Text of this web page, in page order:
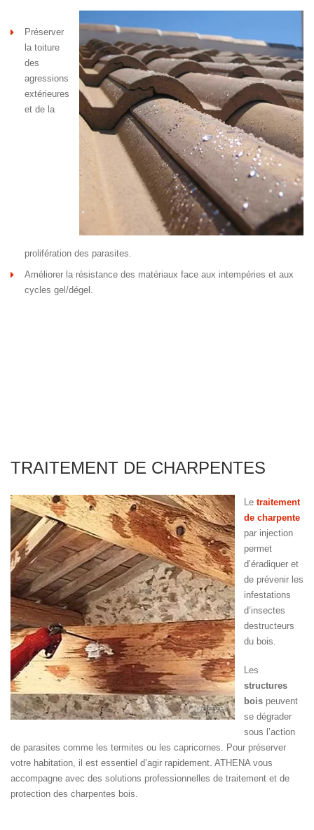
Préserver
la toiture
des
agressions
extérieures
et de la
prolifération des parasites.
Améliorer la résistance des matériaux face aux intempéries et aux
cycles gel/dégel.
TRAITEMENT DE CHARPENTES
Le traitement
de charpente
par injection
permet
d’éradiquer et
de prévenir les
infestations
d’insectes
destructeurs
du bois.
Les
structures
bois peuvent
se dégrader
sous l’action
de parasites comme les termites ou les capricornes. Pour préserver
votre habitation, il est essentiel d’agir rapidement. ATHENA vous
accompagne avec des solutions professionnelles de traitement et de
protection des charpentes bois.